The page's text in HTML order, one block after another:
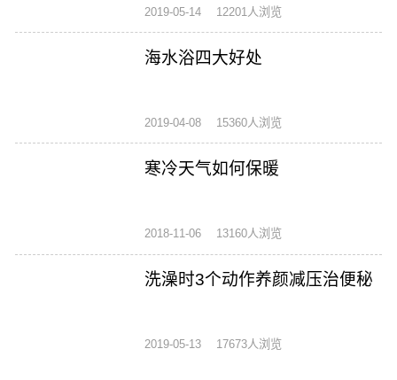
2019-05-14 12201人浏览
海水浴四大好处
2019-04-08 15360人浏览
寒冷天气如何保暖
2018-11-06 13160人浏览
洗澡时3个动作养颜减压治便秘
2019-05-13 17673人浏览